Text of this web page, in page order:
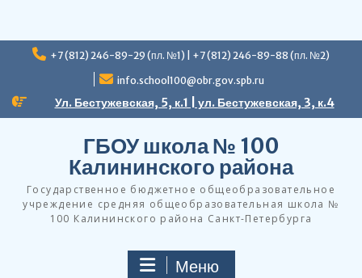
Перейти
+7 (812) 246-89-29 (пл. №1) | +7 (812) 246-89-88 (пл. №2)
info.school100@obr.gov.spb.ru
Ул. Бестужевская, 5, к.1 | ул. Бестужевская, 3, к.4
ГБОУ школа № 100
Калининского района
Государственное бюджетное общеобразовательное
учреждение средняя общеобразовательная школа №
100 Калининского района Санкт-Петербурга
Меню